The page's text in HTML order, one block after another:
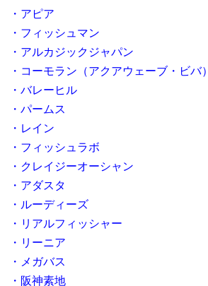
・アピア
・フィッシュマン
・アルカジックジャパン
・コーモラン（アクアウェーブ・ビバ）
・バレーヒル
・パームス
・レイン
・フィッシュラボ
・クレイジーオーシャン
・アダスタ
・ルーディーズ
・リアルフィッシャー
・リーニア
・メガバス
・阪神素地